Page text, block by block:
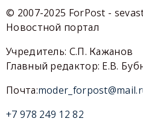
© 2007-2025 ForPost -
Новостной портал
Учредитель: С.П. Кажанов
Главный редактор: Е.В.
Почта:
+7 978 249 12 82